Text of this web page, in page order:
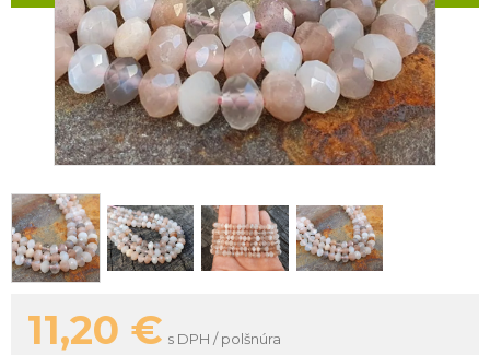
11,20 € s DPH / polšnúra